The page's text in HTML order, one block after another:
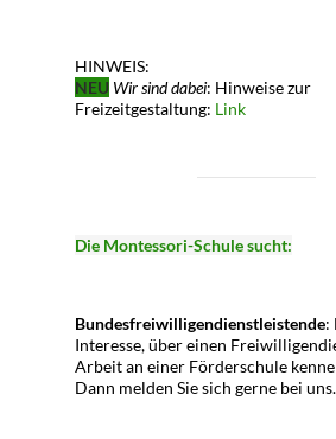
HINWEIS:
NEU Wir sind dabei: Hinweise zur
Freizeitgestaltung: Link
Die Montessori-Schule sucht:
Bundesfreiwilligendienstleistende:
Interesse, über einen
Arbeit an einer Förderschule
Dann melden Sie sich gerne bei uns.